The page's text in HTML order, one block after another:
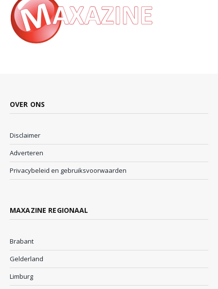
OVER ONS
Disclaimer
Adverteren
Privacybeleid en gebruiksvoorwaarden
MAXAZINE REGIONAAL
Brabant
Gelderland
Limburg